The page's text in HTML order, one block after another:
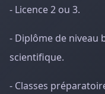
- Licence 2 ou 3.
- Diplôme de niveau
scientifique.
- Classes